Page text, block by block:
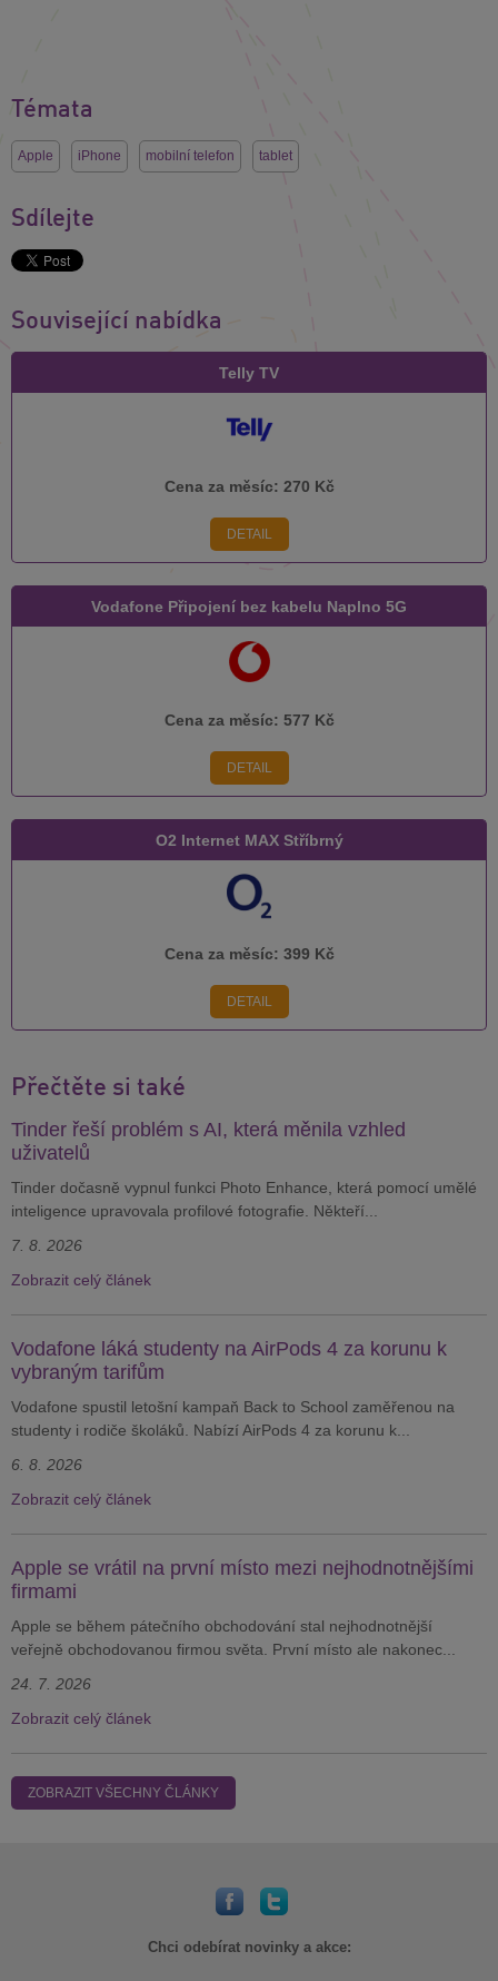
Témata
Apple iPhone mobilní telefon tablet
Sdílejte
Související nabídka
Telly TV
Cena za měsíc: 270 Kč
DETAIL
Vodafone Připojení bez kabelu Naplno 5G
Cena za měsíc: 577 Kč
DETAIL
O2 Internet MAX Stříbrný
Cena za měsíc: 399 Kč
DETAIL
Přečtěte si také
Tinder řeší problém s AI, která měnila vzhled
uživatelů
Tinder dočasně vypnul funkci Photo Enhance, která pomocí umělé
inteligence upravovala profilové fotografie. Někteří...
7. 8. 2026
Zobrazit celý článek
Vodafone láká studenty na AirPods 4 za korunu k
vybraným tarifům
Vodafone spustil letošní kampaň Back to School zaměřenou na
studenty i rodiče školáků. Nabízí AirPods 4 za korunu k...
6. 8. 2026
Zobrazit celý článek
Apple se vrátil na první místo mezi nejhodnotnějšími
firmami
Apple se během pátečního obchodování stal nejhodnotnější
veřejně obchodovanou firmou světa. První místo ale nakonec...
24. 7. 2026
Zobrazit celý článek
ZOBRAZIT VŠECHNY ČLÁNKY
Chci odebírat novinky a akce: